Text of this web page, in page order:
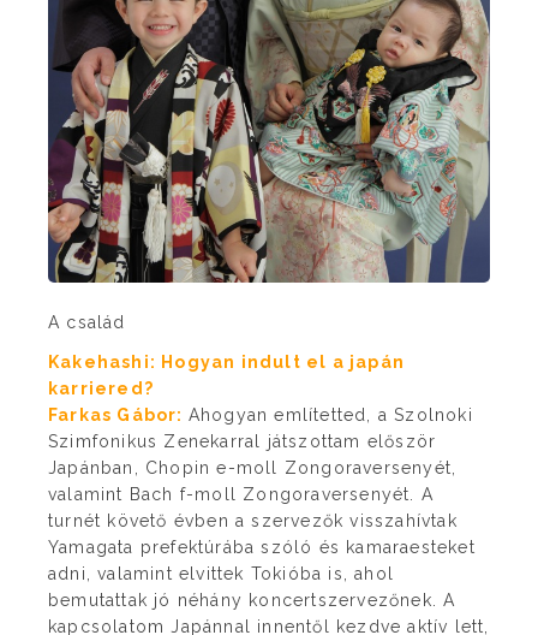
A család
Kakehashi: Hogyan indult el a japán
karriered?
Farkas Gábor: Ahogyan említetted, a Szolnoki
Szimfonikus Zenekarral játszottam először
Japánban, Chopin e-moll Zongoraversenyét,
valamint Bach f-moll Zongoraversenyét. A
turnét követő évben a szervezők visszahívtak
Yamagata prefektúrába szóló és kamaraesteket
adni, valamint elvittek Tokióba is, ahol
bemutattak jó néhány koncertszervezőnek. A
kapcsolatom Japánnal innentől kezdve aktív lett,